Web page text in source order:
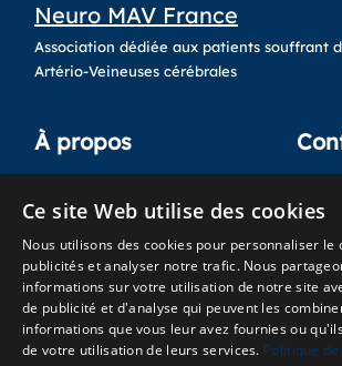
Neuro MAV France
Association dédiée aux patients souffrant
Artério-Veineuses cérébrales
À propos
Nos Actions
Adhésion
Autre liens
Plan du site
Ce site Web utilise des cookies
Nous utilisons des cookies pour personnaliser le
publicités et analyser notre trafic. Nous
informations sur votre utilisation de notre site
de publicité et d'analyse qui peuvent les
informations que vous leur avez fournies ou
de votre utilisation de leurs services. Politique